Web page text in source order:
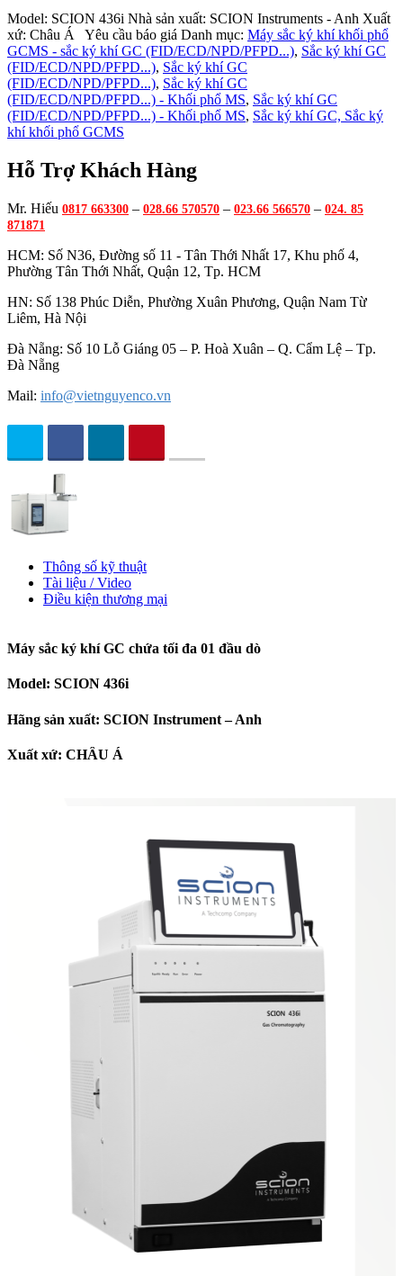
Model: SCION 436i Nhà sản xuất: SCION Instruments - Anh Xuất
xứ: Châu Á Yêu cầu báo giá Danh mục: Máy sắc ký khí khối phổ
GCMS - sắc ký khí GC (FID/ECD/NPD/PFPD...), Sắc ký khí GC
(FID/ECD/NPD/PFPD...), Sắc ký khí GC
(FID/ECD/NPD/PFPD...), Sắc ký khí GC
(FID/ECD/NPD/PFPD...) - Khối phổ MS, Sắc ký khí GC
(FID/ECD/NPD/PFPD...) - Khối phổ MS, Sắc ký khí GC, Sắc ký
khí khối phổ GCMS
Hỗ Trợ Khách Hàng
Mr. Hiếu 0817 663300 – 028.66 570570 – 023.66 566570 – 024. 85
871871
HCM: Số N36, Đường số 11 - Tân Thới Nhất 17, Khu phố 4,
Phường Tân Thới Nhất, Quận 12, Tp. HCM
HN: Số 138 Phúc Diễn, Phường Xuân Phương, Quận Nam Từ
Liêm, Hà Nội
Đà Nẵng: Số 10 Lỗ Giáng 05 – P. Hoà Xuân – Q. Cẩm Lệ – Tp.
Đà Nẵng
Mail: info@vietnguyenco.vn
Thông số kỹ thuật
Tài liệu / Video
Điều kiện thương mại
Máy sắc ký khí GC chứa tối đa 01 đầu dò
Model: SCION 436i
Hãng sản xuất: SCION Instrument – Anh
Xuất xứ: CHÂU Á